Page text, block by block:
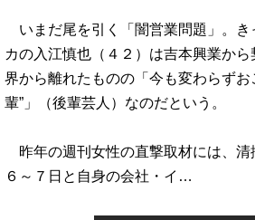
いまだ尾を引く「闇営業問題」。き
カの入江慎也（４２）は吉本興業か
界から離れたものの「今も変わらずお
輩”」（後輩芸人）なのだという。
昨年の週刊女性の直撃取材には、清
６～７日と自身の会社・イ…